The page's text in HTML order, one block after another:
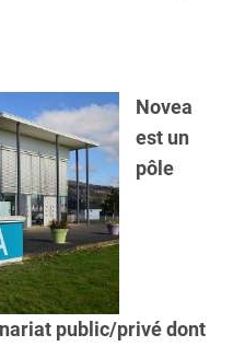
Novea
est un
pôle
public/privé dont